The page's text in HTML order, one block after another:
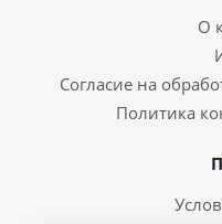
О
Согласие на
Политика